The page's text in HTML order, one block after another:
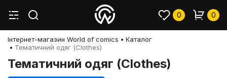
0 0
Інтернет-магазин World of comics
Каталог
Тематичний одяг (Clothes)
Тематичний одяг (Clothes)